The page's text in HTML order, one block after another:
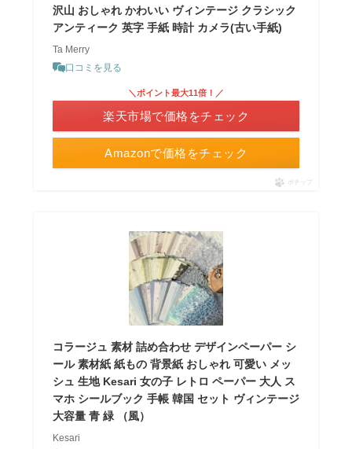
沢山 おしゃれ かわいい ヴィンテージ クラシック
アンティーク 英字 手紙 時計 カメラ(古い手紙)
Ta Merry
口コミを見る
Amazonで価格をチェック
＼ポイント最大11倍！／
楽天市場で価格をチェック
ポチップ
コラージュ 素材 詰め合わせ デザインペーパー シ
ール 素材紙 紙もの 背景紙 おしゃれ 可愛い メッ
シュ 生地 Kesari 女の子 レトロ ペーパー 大人 ス
マホ シールブック 手帳 韓国 セット ヴィンテージ
大容量 青 緑 （風）
Kesari